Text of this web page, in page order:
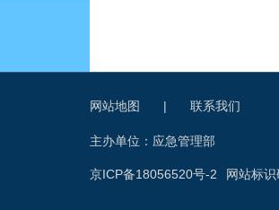
网站地图 | 联系我们
主办单位：应急管理部
网站标
京ICP备18056520号-2